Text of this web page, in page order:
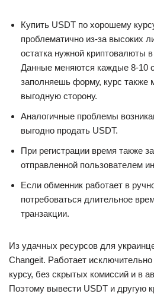
Купить USDT по хорошему
проблематично из-за высоких
остатка нужной криптовалюты
Данные меняются каждые 8-10
заполняешь форму, курс также
выгодную сторону.
Аналогичные проблемы
выгодно продать USDT.
При регистрации время также
отправленной пользователем
Если обменник работает в
потребоваться длительное
транзакции.
Из удачных ресурсов для
Changeit. Работает
курсу, без скрытых комиссий и в
Поэтому вывести USDT и другую